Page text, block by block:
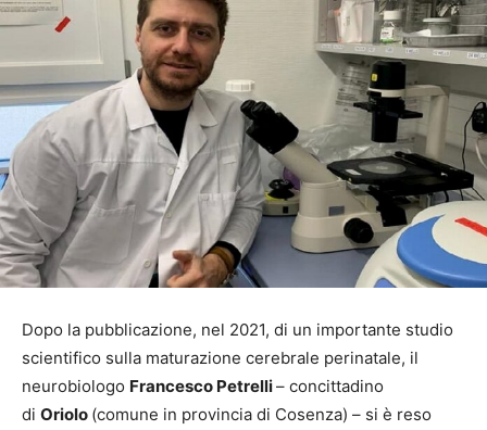
Dopo la pubblicazione, nel 2021, di un importante studio
scientifico sulla maturazione cerebrale perinatale, il
neurobiologo Francesco Petrelli– concittadino
di Oriolo (comune in provincia di Cosenza) – si è reso